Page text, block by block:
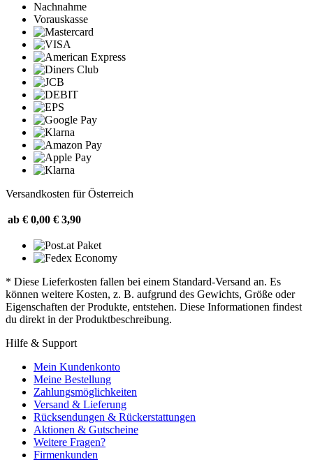
Nachnahme
Vorauskasse
Versandkosten für Österreich
ab € 0,00 € 3,90
* Diese Lieferkosten fallen bei einem Standard-Versand an. Es
können weitere Kosten, z. B. aufgrund des Gewichts, Größe oder
Eigenschaften der Produkte, entstehen. Diese Informationen findest
du direkt in der Produktbeschreibung.
Hilfe & Support
Mein Kundenkonto
Meine Bestellung
Zahlungsmöglichkeiten
Versand & Lieferung
Rücksendungen & Rückerstattungen
Aktionen & Gutscheine
Weitere Fragen?
Firmenkunden